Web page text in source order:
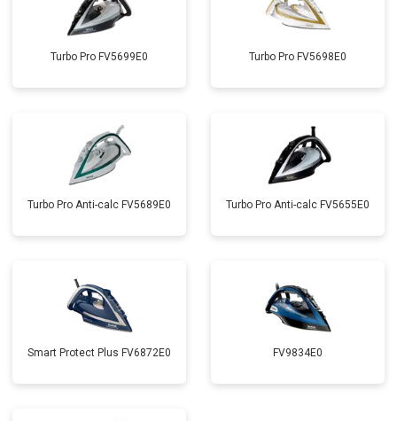
Turbo Pro FV5699E0 Turbo Pro FV5698E0
Turbo Pro Anti-calc FV5689E0 Turbo Pro Anti-calc FV5655E0
Smart Protect Plus FV6872E0 FV9834E0